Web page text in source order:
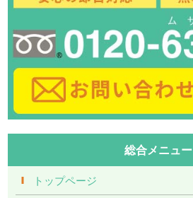
総合メニュー
トップページ